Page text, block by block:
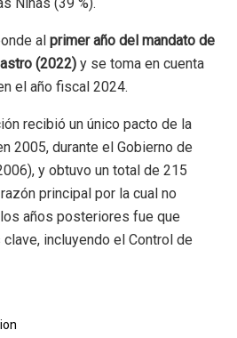
al primer año del mandato de
(2022) y se toma en cuenta
el año fiscal 2024.
recibió un único pacto de la
2005, durante el Gobierno de
y obtuvo un total de 215
principal por la cual no
años posteriores fue que
incluyendo el Control de